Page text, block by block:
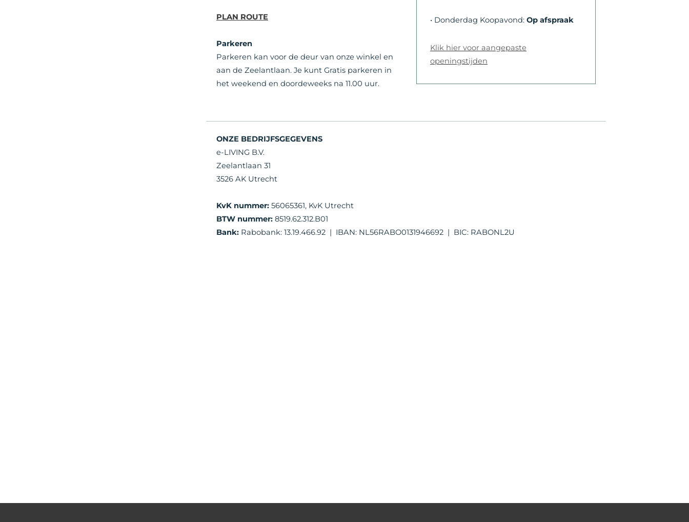
PLAN ROUTE
Parkeren
Parkeren kan voor de deur van onze winkel en
aan de Zeelantlaan. Je kunt Gratis parkeren in
het weekend en doordeweeks na 11.00 uur.
• Donderdag Koopavond: Op afspraak
Klik hier voor aangepaste
openingstijden
ONZE BEDRIJFSGEGEVENS
e-LIVING B.V.
Zeelantlaan 31
3526 AK Utrecht
KvK nummer: 56065361, KvK Utrecht
BTW nummer: 8519.62.312.B01
Bank: Rabobank: 13.19.466.92 | IBAN: NL56RABO0131946692 | BIC: RABONL2U